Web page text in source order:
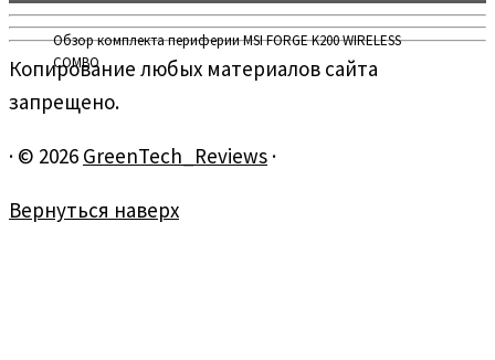
Обзор комплекта периферии MSI FORGE K200 WIRELESS
COMBO
Копирование любых материалов сайта
запрещено.
· © 2026 GreenTech_Reviews ·
Вернуться наверх